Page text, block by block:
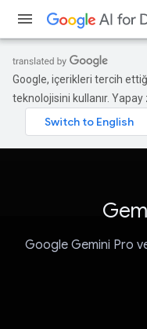
Google, içerikleri tercih
teknolojisini kullanır.
Google Gemini Pro